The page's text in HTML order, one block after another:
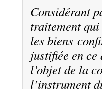
Considérant
traitement
les biens
justifiée en ce
l’objet de la
l’instrument